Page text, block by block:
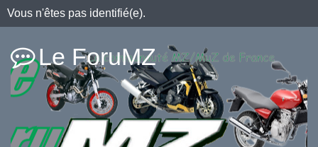
Vous n'êtes pas identifié(e).
Le ForuMZ